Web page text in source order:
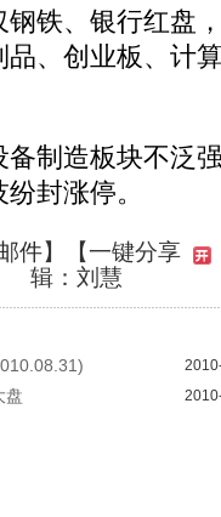
铁、银行红盘
、创业板、计
制造板块不泛
封涨停。
件】
【一键分享
辑：刘慧
盘